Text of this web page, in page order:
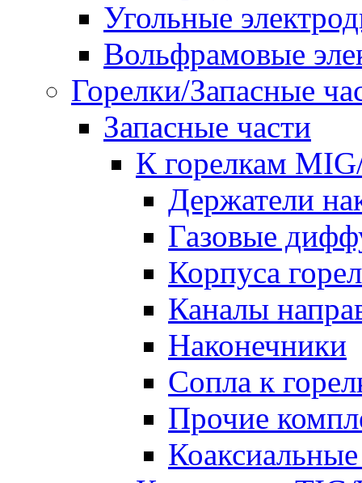
Угольные
Вольфрамовые
Горелки/Запасные
Запасные части
К горелкам
Держатели
Газовые
Корпуса
Каналы
Наконечники
Сопла к
Прочие